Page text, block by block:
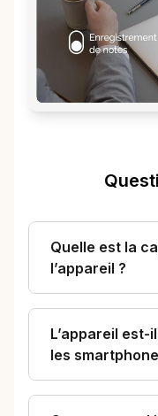
Quelle est la
l’appareil ?
L’appareil
les